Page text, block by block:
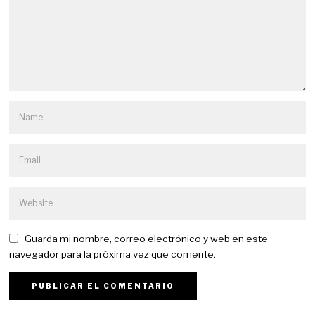
Guarda mi nombre, correo electrónico y web en este
navegador para la próxima vez que comente.